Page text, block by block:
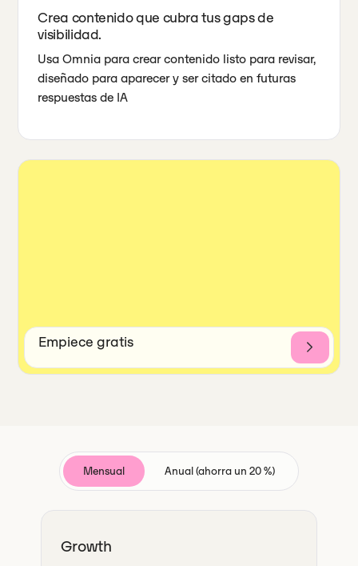
Crea contenido que cubra tus gaps de
visibilidad.
Usa Omnia para crear contenido listo para revisar,
diseñado para aparecer y ser citado en futuras
respuestas de IA
Empiece gratis
Mensual Anual (ahorra un 20 %)
Growth